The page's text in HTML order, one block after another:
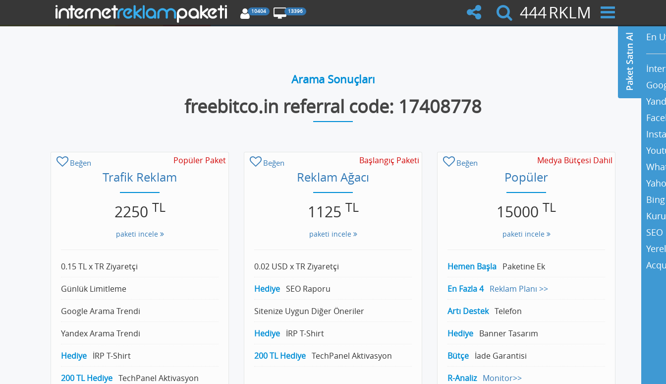
10404 13396 444RKLM
Arama Sonuçları
freebitco.in referral code: 17408778
Beğen Popüler Paket
Trafik Reklam
2250 TL
paketi incele
0.15 TL x TR Ziyaretçi
Günlük Limitleme
Google Arama Trendi
Yandex Arama Trendi
Hediye İRP T-Shirt
200 TL Hediye TechPanel Aktivasyon
Beğen Başlangıç Paketi
Reklam Ağacı
1125 TL
paketi incele
0.02 USD x TR Ziyaretçi
Hediye SEO Raporu
Sitenize Uygun Diğer Öneriler
Hediye İRP T-Shirt
200 TL Hediye TechPanel Aktivasyon
Beğen Medya Bütçesi Dahil
Popüler
15000 TL
paketi incele
Hemen Başla Paketine Ek
En Fazla 4 Reklam Planı >>
Artı Destek Telefon
Hediye Banner Tasarım
Bütçe İade Garantisi
R-Analiz Monitor>>
En